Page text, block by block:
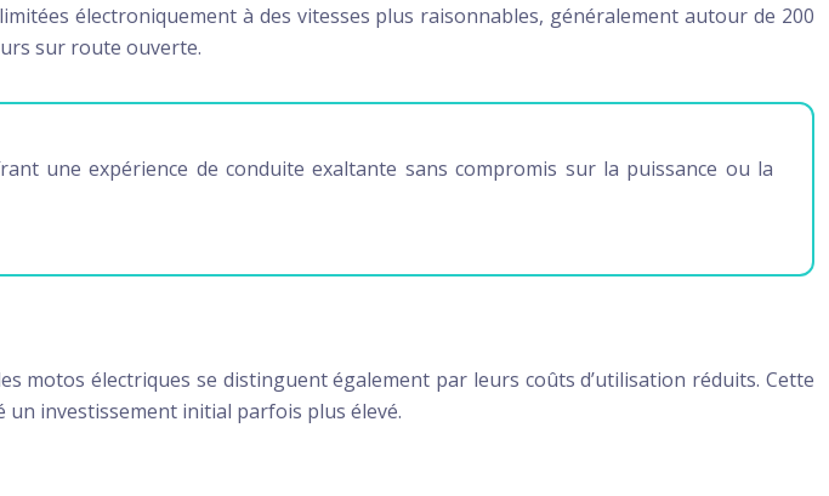
électroniquement à des vitesses plus raisonnables, généralement autour de 200
sur route ouverte.
une expérience de conduite exaltante sans compromis sur la puissance ou la
motos électriques se distinguent également par leurs coûts d’utilisation réduits. Cette
investissement initial parfois plus élevé.